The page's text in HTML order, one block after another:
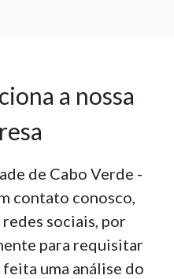
a nossa
de Cabo Verde -
contato conosco,
redes sociais, por
para requisitar
uma análise do